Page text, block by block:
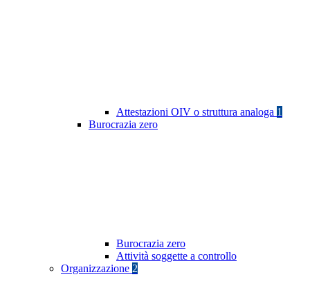
Attestazioni OIV o struttura analoga 1
Burocrazia zero
Burocrazia zero
Attività soggette a controllo
Organizzazione 2